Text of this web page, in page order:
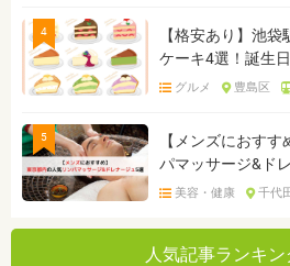
4
【格安あり】池
ケーキ4選！誕生
グルメ 豊島区
5
【メンズにおす
パマッサージ&ド
美容・健康 千代
人気記事ランキ